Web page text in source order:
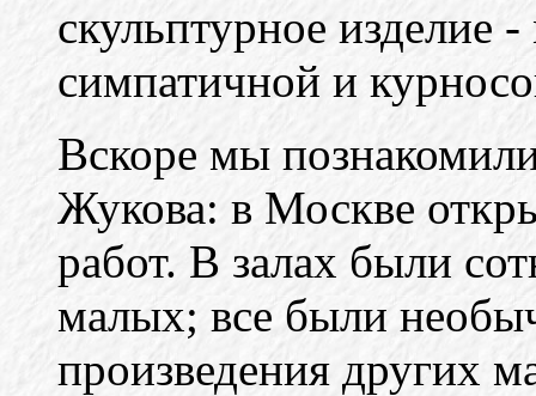
скульптурное изделие
симпатичной и
Вскоре мы
Жукова: в Москве
работ. В залах были
малых; все были
произведения других